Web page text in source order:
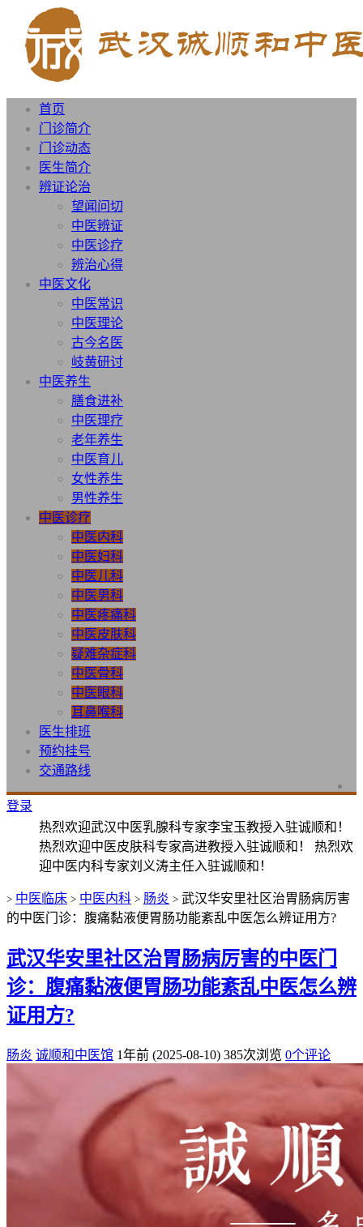
首页
门诊简介
门诊动态
医生简介
辨证论治
望闻问切
中医辨证
中医诊疗
辨治心得
中医文化
中医常识
中医理论
古今名医
岐黄研讨
中医养生
膳食进补
中医理疗
老年养生
中医育儿
女性养生
男性养生
中医诊疗
中医内科
中医妇科
中医儿科
中医男科
中医疼痛科
中医皮肤科
疑难杂症科
中医骨科
中医眼科
耳鼻喉科
医生排班
预约挂号
交通路线
登录
热烈欢迎武汉中医乳腺科专家李宝玉教授入驻诚顺和！
热烈欢迎中医皮肤科专家高进教授入驻诚顺和！ 热烈欢
迎中医内科专家刘义涛主任入驻诚顺和！
> 中医临床 > 中医内科 > 肠炎 > 武汉华安里社区治胃肠病厉害
的中医门诊：腹痛黏液便胃肠功能紊乱中医怎么辨证用方?
武汉华安里社区治胃肠病厉害的中医门
诊：腹痛黏液便胃肠功能紊乱中医怎么辨
证用方?
肠炎 诚顺和中医馆 1年前 (2025-08-10) 385次浏览 0个评论